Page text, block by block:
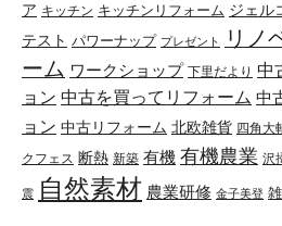
ア キッチン キッチンリフォーム ジェル
テスト パワーナップ プレゼント リノ
ーム ワークショップ 下里だより 中
ョン 中古を買ってリフォーム 中
ョン 中古リフォーム 北欧雑貨 四角大
クフェス 断熱 新築 有機 有機農業 沢
震 自然素材 農業研修 金子美登